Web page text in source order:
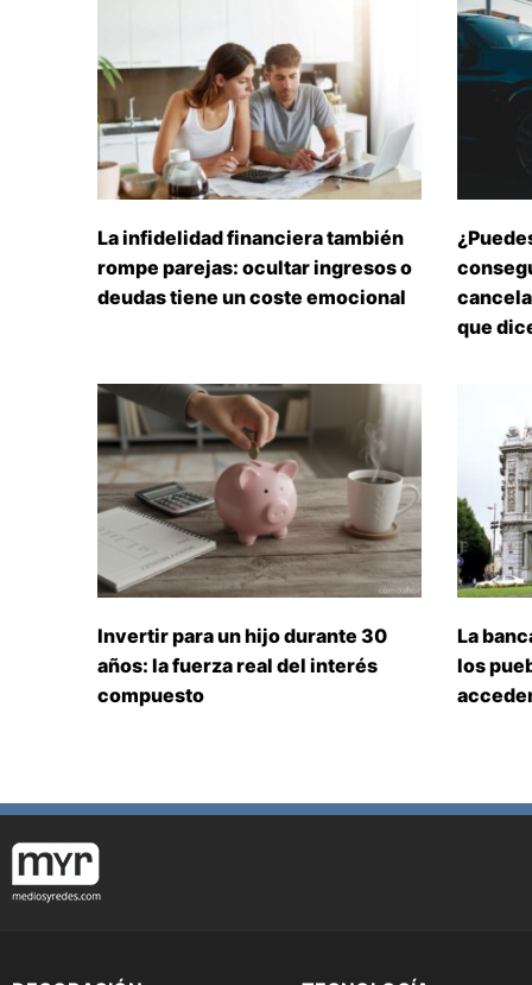
La infidelidad financiera también
rompe parejas: ocultar ingresos o
deudas tiene un coste emocional
que
Invertir para un hijo durante 30
años: la fuerza real del interés
compuesto
La
los